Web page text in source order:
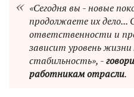
«Сегодня вы - новые
продолжаете их
ответственности и
зависит уровень
стабильность», -
работникам отрасли.